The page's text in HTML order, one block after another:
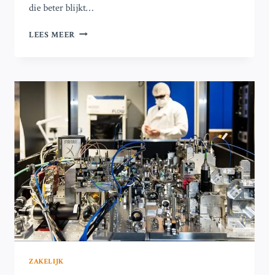
die beter blijkt…
LEES MEER DUITSE
ONDANKS
VERSTORINGEN
OP
ENERGIEMARKTEN
DOOR
OORLOG
IN
IRAN
ZAKELIJK